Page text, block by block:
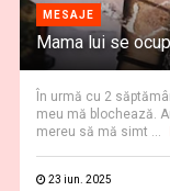
MESAJE
Mama lui se
În urmă cu 2
meu mă blochează.
mereu să mă simt ...
23 iun. 2025